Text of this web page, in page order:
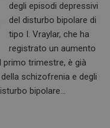
degli episodi depressivi
del disturbo bipolare di
tipo I. Vraylar, che ha
registrato un aumento
primo trimestre, è già
schizofrenia e degli
bipolare…